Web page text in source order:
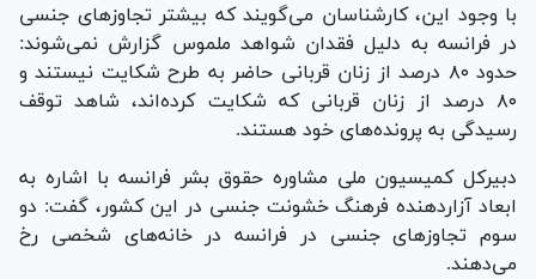
با وجود این، کارشناسان می‌گویند که بیشتر تجاوز‌های جنسی
در فرانسه به دلیل فقدان شواهد ملموس گزارش نمی‌شوند:
حدود ۸۰ درصد از زنان قربانی حاضر به طرح شکایت نیستند و
۸۰ درصد از زنان قربانی که شکایت کرده‌اند، شاهد توقف
رسیدگی به پرونده‌های خود هستند.
دبیرکل کمیسیون ملی مشاوره حقوق بشر فرانسه با اشاره به
ابعاد آزاردهنده فرهنگ خشونت جنسی در این کشور، گفت: دو
سوم تجاوز‌های جنسی در فرانسه در خانه‌های شخصی رخ
می‌دهند.